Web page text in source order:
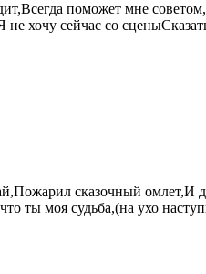
поможет мне
хочу сейчас со
сказочный омлет,И
ты моя судьба,(на ухо